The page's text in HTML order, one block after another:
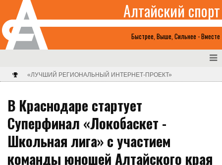
Быстрее, Выше, Сильнее - Вместе
Алтайский спорт
«ЛУЧШИЙ РЕГИОНАЛЬНЫЙ ИНТЕРНЕТ-ПРОЕКТ»
В Краснодаре стартует
Суперфинал «Локобаскет -
Школьная лига» с участием
команды юношей Алтайского края